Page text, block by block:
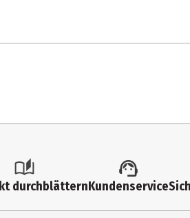
Schmidt Spiele GmbH
durchblätternKundenservice